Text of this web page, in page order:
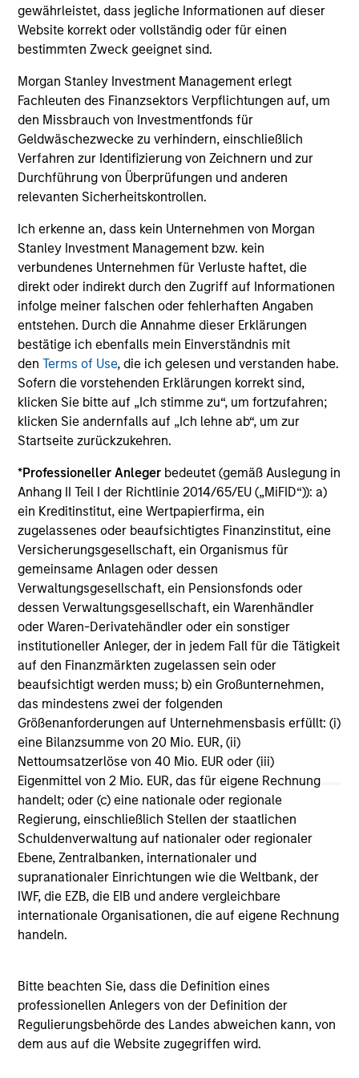
gewährleistet, dass jegliche Informationen auf dieser
Website korrekt oder vollständig oder für einen
bestimmten Zweck geeignet sind.
Morgan Stanley Investment Management erlegt
Fachleuten des Finanzsektors Verpflichtungen auf, um
den Missbrauch von Investmentfonds für
Geldwäschezwecke zu verhindern, einschließlich
Verfahren zur Identifizierung von Zeichnern und zur
Durchführung von Überprüfungen und anderen
relevanten Sicherheitskontrollen.
Ich erkenne an, dass kein Unternehmen von Morgan
Stanley Investment Management bzw. kein
verbundenes Unternehmen für Verluste haftet, die
direkt oder indirekt durch den Zugriff auf Informationen
infolge meiner falschen oder fehlerhaften Angaben
entstehen. Durch die Annahme dieser Erklärungen
bestätige ich ebenfalls mein Einverständnis mit
denTerms of Use, die ich gelesen und verstanden habe.
Sofern die vorstehenden Erklärungen korrekt sind,
klicken Sie bitte auf „Ich stimme zu“, um fortzufahren;
klicken Sie andernfalls auf „Ich lehne ab“, um zur
Startseite zurückzukehren.
*Professioneller Anleger bedeutet (gemäß Auslegung in
Anhang II Teil I der Richtlinie 2014/65/EU („MiFID“)): a)
ein Kreditinstitut, eine Wertpapierfirma, ein
zugelassenes oder beaufsichtigtes Finanzinstitut, eine
Versicherungsgesellschaft, ein Organismus für
gemeinsame Anlagen oder dessen
Verwaltungsgesellschaft, ein Pensionsfonds oder
dessen Verwaltungsgesellschaft, ein Warenhändler
oder Waren-Derivatehändler oder ein sonstiger
institutioneller Anleger, der in jedem Fall für die Tätigkeit
auf den Finanzmärkten zugelassen sein oder
beaufsichtigt werden muss; b) ein Großunternehmen,
das mindestens zwei der folgenden
Größenanforderungen auf Unternehmensbasis erfüllt: (i)
eine Bilanzsumme von 20 Mio. EUR, (ii)
Nettoumsatzerlöse von 40 Mio. EUR oder (iii)
Eigenmittel von 2 Mio. EUR, das für eigene Rechnung
handelt; oder (c) eine nationale oder regionale
Regierung, einschließlich Stellen der staatlichen
Schuldenverwaltung auf nationaler oder regionaler
Ebene, Zentralbanken, internationaler und
supranationaler Einrichtungen wie die Weltbank, der
IWF, die EZB, die EIB und andere vergleichbare
internationale Organisationen, die auf eigene Rechnung
handeln.
Bitte beachten Sie, dass die Definition eines
professionellen Anlegers von der Definition der
Regulierungsbehörde des Landes abweichen kann, von
dem aus auf die Website zugegriffen wird.
und der Rücknahme von Anteilen anfallen, werden nicht
berücksichtigt. Alle Performance- und Index-Daten
stammen von Morgan Stanley Investment Management
Limited („MSIM Ltd.”).
Der Wert der Anlagen und der mit ihnen erzielten Erträge
können sowohl steigen als auch fallen. Es ist daher
möglich, dass Anleger das ursprünglich investierte Kapital
nicht in voller Höhe zurückerhalten.
Die Performance versteht sich nach Abzug der Gebühren.
Die Angaben zur Performance des laufenden Jahres sind
nicht annualisiert. Die Performance von anderen
Anteilsklassen (sofern angeboten) kann abweichen. Setzen
sowie den Kosten und Gebühren des Fonds auseinander,
bevor Sie eine Anlageentscheidung treffen.
Der Einsatz von Fremdkapital erhöht die Risiken, so dass
eine relativ kleine Bewegung im Wert einer Anlage zu einer
unverhältnismäßig großen Bewegung, sowohl im negativen
als auch im positiven Sinne, im Wert dieser Anlage und
damit auch im Wert des Fonds führen kann.
Die auf dieser Webseite verfügbaren Unterlagen beziehen
sich auf mehrere Teilfonds der Morgan Stanley Investment
Management Funds-Reihe. Bitte beachten Sie, dass nicht
alle Teilfonds in allen Ländern verfügbar sind und Teilfonds
nicht für Personen mit Wohnsitz in Ländern verfügbar sind,
in denen die Weitergabe bzw. Verfügbarkeit des Materials
zuwiderlaufen würde.
Je höher die Kategorie (1-7), desto höher ist der mögliche
Ertrag, aber auch das Risiko, den ursprünglich angelegten
Betrag zu verlieren. Kategorie 1 bedeutet nicht, dass es sich
um eine risikofreie Anlage handelt. Bitte beachten Sie die
BasisInformationsBlatt („BIB“) des Fonds unter Ressourcen,
die Risikoeinstufungen und -hinweise für die einzelnen
Anlageklassen enthalten.
DasMorningstar Rating™(Sterne-Rating) für Fonds wird
für Vermögensverwaltungsprodukte (wie Investmentfonds,
Variable-Annuity- und Variable-Life-Unterkonten (variable
Renten- und Lebensversicherung), börsennotierte Fonds,
geschlossene Fonds und separate Konten) berechnet, die
seit mindestens drei Jahren existieren. Börsennotierte
Fonds und offene Investmentfonds werden zu
Vergleichszwecken zu einer Kategorie zusammengefasst.
Das Rating wird anhand der Morningstar Risk-Adjusted
Return (MRAR) berechnet, eine Kennzahl, die die
Schwankungen der monatlichen Überschussrendite eines
verwalteten Produkts berücksichtigt. Dabei wird
besonderes Gewicht auf die negativen
Performanceschwankungen und eine beständige
Wertentwicklung gelegt. Die besten 10% der Produkte in
jeder Kategorie erhalten 5 Sterne, die nächsten 22,5% 4
Sterne, die nächsten 35% 3 Sterne, die nächsten 22,5% 2
Sterne und die unteren 10% 1 Stern. Das Morningstar-
Gesamtrating für ein verwaltetes Produkt ergibt sich aus
dem gewichteten Durchschnitt der Morningstar-Ratings
über drei, fünf und zehn Jahre (sofern vorhanden). Die
Gewichtungen sind: 100% Drei-Jahres-Rating für
119 Monaten und 50% Zehn-Jahres-Rating/30% Fünf-
Jahres-Rating/20% Drei-Jahres-Rating für Gesamtrenditen
von mindestens 120 Monaten. Zwar scheint die Formel für
das Zehn-Jahres-Gesamtrating den Zehn-Jahres-Zeitraum
am stärksten zu gewichten, jedoch wirkt sich der jüngste